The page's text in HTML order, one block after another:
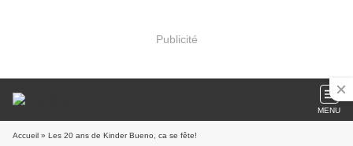
Publicité
MENU
Accueil » Les 20 ans de Kinder Bueno, ca se fête!